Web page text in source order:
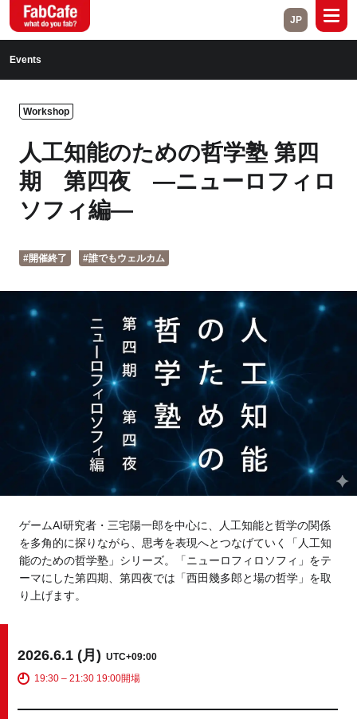
Open Labs Project Cases
Contact
Close
Branch List
Tokyo Fuji
Kyoto
Osaka Hida
Chiba
Fukushima Taipei
Toulouse Strasbourg
Kuala Lumpur
Mexico City
JP
Events
Workshop
人工知能のための哲学塾 第四
期 第四夜 ―ニューロフィロ
ソフィ編―
#開催終了 #誰でもウェルカム
ゲームAI研究者・三宅陽一郎を中心に、人工知能と哲学の関係
を多角的に探りながら、思考を表現へとつなげていく「人工知
能のための哲学塾」シリーズ。「ニューロフィロソフィ」をテ
ーマにした第四期、第四夜では「西田幾多郎と場の哲学」を取
り上げます。
2026.6.1 (月) UTC+09:00
19:30 – 21:30 19:00開場